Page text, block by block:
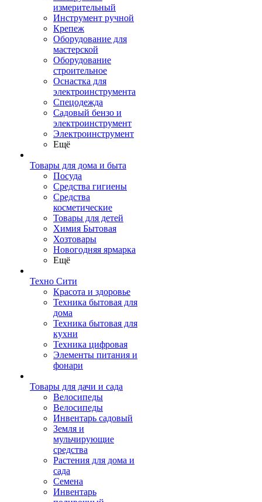
измерительный
Инструмент ручной
Крепеж
Оборудование для
мастерской
Оборудование
строительное
Оснастка для
электроинструмента
Спецодежда
Садовый бензо и
электроинструмент
Электроинструмент
Ещё
Товары для дома и быта
Посуда
Средства гигиены
Средства
косметические
Товары для детей
Химия Бытовая
Хозтовары
Новогодняя ярмарка
Ещё
Техно Сити
Красота и здоровье
Техника бытовая для
дома
Техника бытовая для
кухни
Техника цифровая
Элементы питания и
фонари
Товары для дачи и сада
Велосипеды
Велосипеды
Инвентарь садовый
Земля и
мульчирующие
средства
Растения для дома и
сада
Семена
Инвентарь